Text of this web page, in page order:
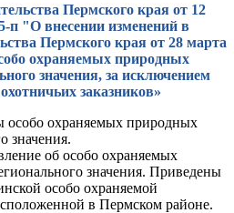
Пермского края от 12
п "О внесении изменений в
Пермского края от 28 марта
охраняемых природных
значения, за исключением
заказников»
особо охраняемых природных
значения.
об особо охраняемых
значения. Приведены
особо охраняемой
в Пермском районе.